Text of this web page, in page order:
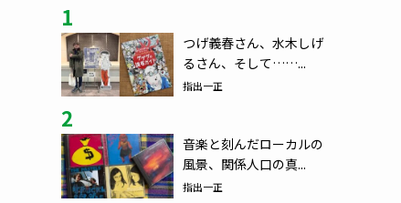
1
つげ義春さん、水木しげ
るさん、そして……...
指出一正
2
音楽と刻んだローカルの
風景、関係人口の真...
指出一正